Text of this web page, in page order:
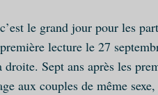
le grand jour pour les
lecture le 27
Sept ans après les
aux couples de même